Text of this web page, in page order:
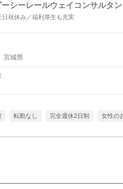
シーレールウェイコンサルタン
祝休み／福利厚生も充実
宮城県
転勤なし 完全週休2日制 女性の